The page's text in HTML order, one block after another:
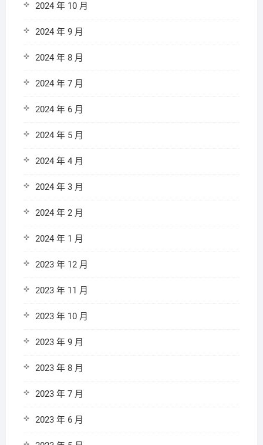
2024 年 10 月
2024 年 9 月
2024 年 8 月
2024 年 7 月
2024 年 6 月
2024 年 5 月
2024 年 4 月
2024 年 3 月
2024 年 2 月
2024 年 1 月
2023 年 12 月
2023 年 11 月
2023 年 10 月
2023 年 9 月
2023 年 8 月
2023 年 7 月
2023 年 6 月